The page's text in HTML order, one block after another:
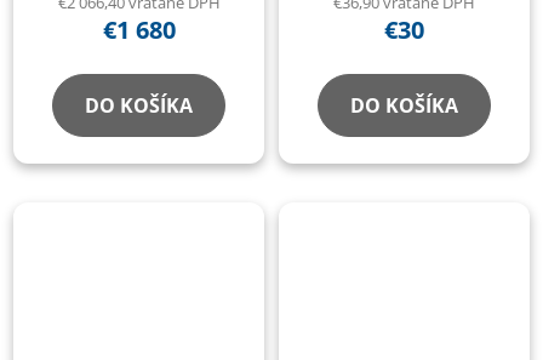
€1 680
DO KOŠÍKA
€30
DO KOŠÍKA